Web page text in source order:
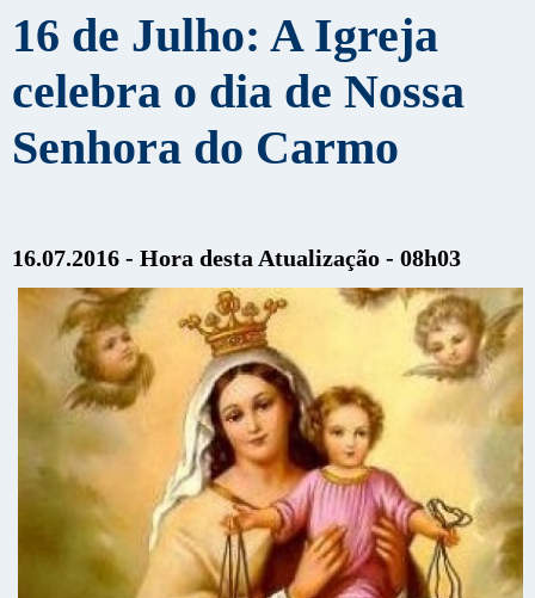
16 de Julho: A Igreja
celebra o dia de Nossa
Senhora do Carmo
16.07.2016 - Hora desta Atualização - 08h03